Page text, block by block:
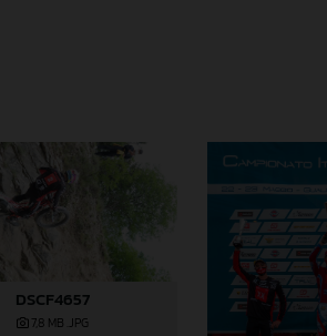
DSCF4657
7,8 MB .JPG